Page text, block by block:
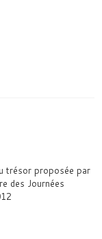
trésor proposée par
des Journées